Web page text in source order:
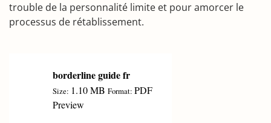
trouble de la personnalité limite et pour amorcer le
processus de rétablissement.
borderline guide fr
Size: 1.10 MB Format: PDF
Preview